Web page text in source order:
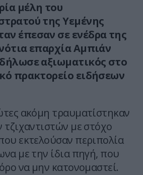
μέλη του
της Υεμένης
έπεσαν σε ενέδρα της
επαρχία Αμπιάν
αξιωματικός στο
πρακτορείο ειδήσεων
ακόμη τραυματίστηκαν
με στόχο
εκτελούσαν περιπολία
με την ίδια πηγή, που
να μην κατονομαστεί.